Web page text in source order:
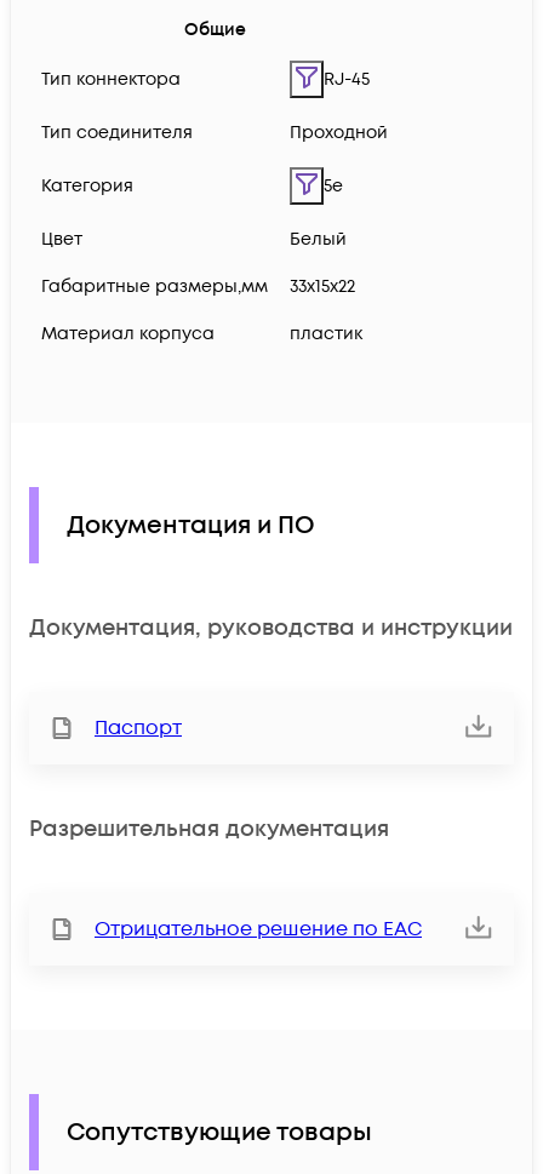
Общие
Тип коннектора RJ-45
Тип соединителя Проходной
Категория 5e
Цвет Белый
Габаритные размеры,мм 33х15х22
Материал корпуса пластик
Документация и ПО
Документация, руководства и инструкции
Паспорт
Разрешительная документация
Отрицательное решение по ЕАС
Сопутствующие товары